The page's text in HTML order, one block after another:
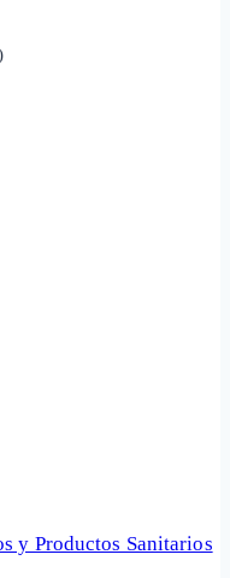
y Productos Sanitarios